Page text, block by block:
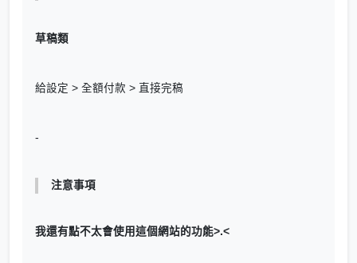
草稿類
給設定 > 全額付款 > 直接完稿
-
注意事項
我還有點不太會使用這個網站的功能>.<